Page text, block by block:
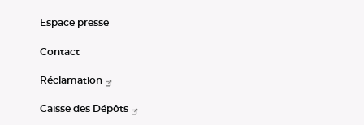
Espace presse
Contact
Réclamation
Caisse des Dépôts